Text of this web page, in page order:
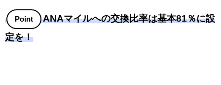
Point
ANAマイルへの交換比率は基本81％に設
定を！